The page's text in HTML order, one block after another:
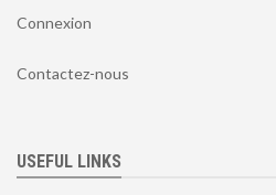
Connexion
Contactez-nous
USEFUL LINKS